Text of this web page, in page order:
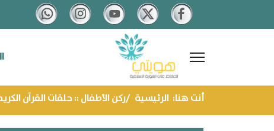
أنت هنا: الرئيسية ركن الأطفال :: حلقات القرآن
السنة
الماضية
الشهر
الماضى
العام
القادم
الشهر
القادم